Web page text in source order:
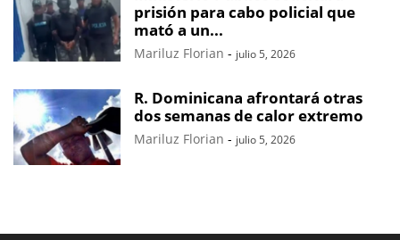
prisión para cabo policial que
mató a un...
Mariluz Florian - julio 5, 2026
R. Dominicana afrontará otras
dos semanas de calor extremo
Mariluz Florian - julio 5, 2026